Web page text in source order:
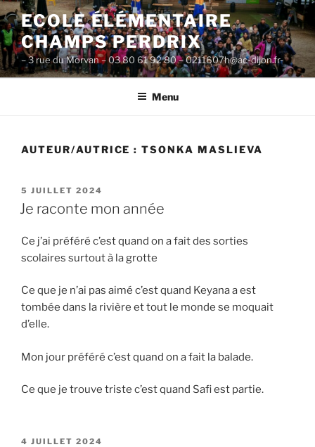
Aller
au
contenu
principal
ECOLE ÉLÉMENTAIRE
CHAMPS PERDRIX
– 3 rue du Morvan – 03 80 61 92 80 – 0211607h@ac-dijon.fr-
Menu
AUTEUR/AUTRICE :TSONKA MASLIEVA
PUBLIÉ
LE
5 JUILLET 2024
Je raconte mon année
Ce j’ai préféré c’est quand on a fait des sorties
scolaires surtout à la grotte
Ce que je n’ai pas aimé c’est quand Keyana a est
tombée dans la rivière et tout le monde se moquait
d’elle.
Mon jour préféré c’est quand on a fait la balade.
Ce que je trouve triste c’est quand Safi est partie.
PUBLIÉ
4 JUILLET 2024